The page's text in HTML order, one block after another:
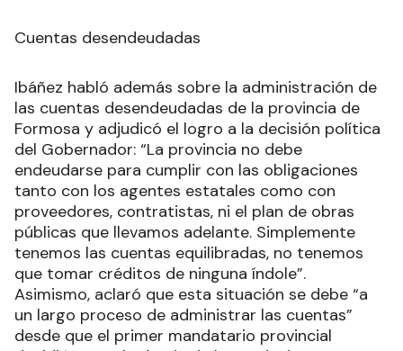
Cuentas desendeudadas
Ibáñez habló además sobre la administración de
las cuentas desendeudadas de la provincia de
Formosa y adjudicó el logro a la decisión política
del Gobernador: “La provincia no debe
endeudarse para cumplir con las obligaciones
tanto con los agentes estatales como con
proveedores, contratistas, ni el plan de obras
públicas que llevamos adelante. Simplemente
tenemos las cuentas equilibradas, no tenemos
que tomar créditos de ninguna índole”.
Asimismo, aclaró que esta situación se debe “a
un largo proceso de administrar las cuentas”
desde que el primer mandatario provincial